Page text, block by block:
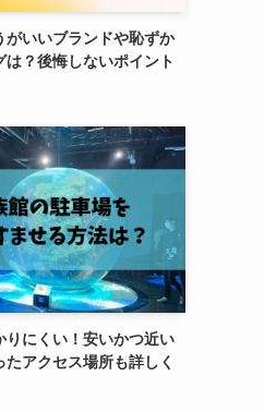
がいいブランドや恥ずか
は？後悔しないポイント
りにくい！安いかつ近い
アクセス場所も詳しく